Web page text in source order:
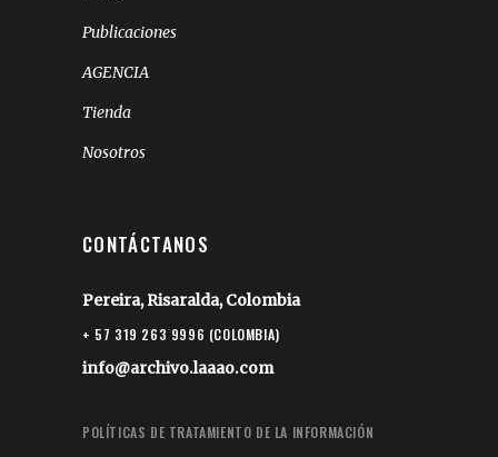
Publicaciones
AGENCIA
Tienda
Nosotros
CONTÁCTANOS
Pereira, Risaralda, Colombia
+ 57 319 263 9996 (COLOMBIA)
info@archivo.laaao.com
POLÍTICAS DE TRATAMIENTO DE LA INFORMACIÓN